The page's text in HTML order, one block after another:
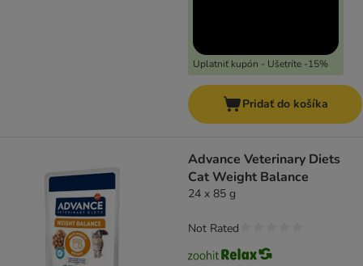
Uplatniť kupón - Ušetríte -15%
Pridať do košíka
Advance Veterinary Diets
Cat Weight Balance
24 x 85 g
Not Rated